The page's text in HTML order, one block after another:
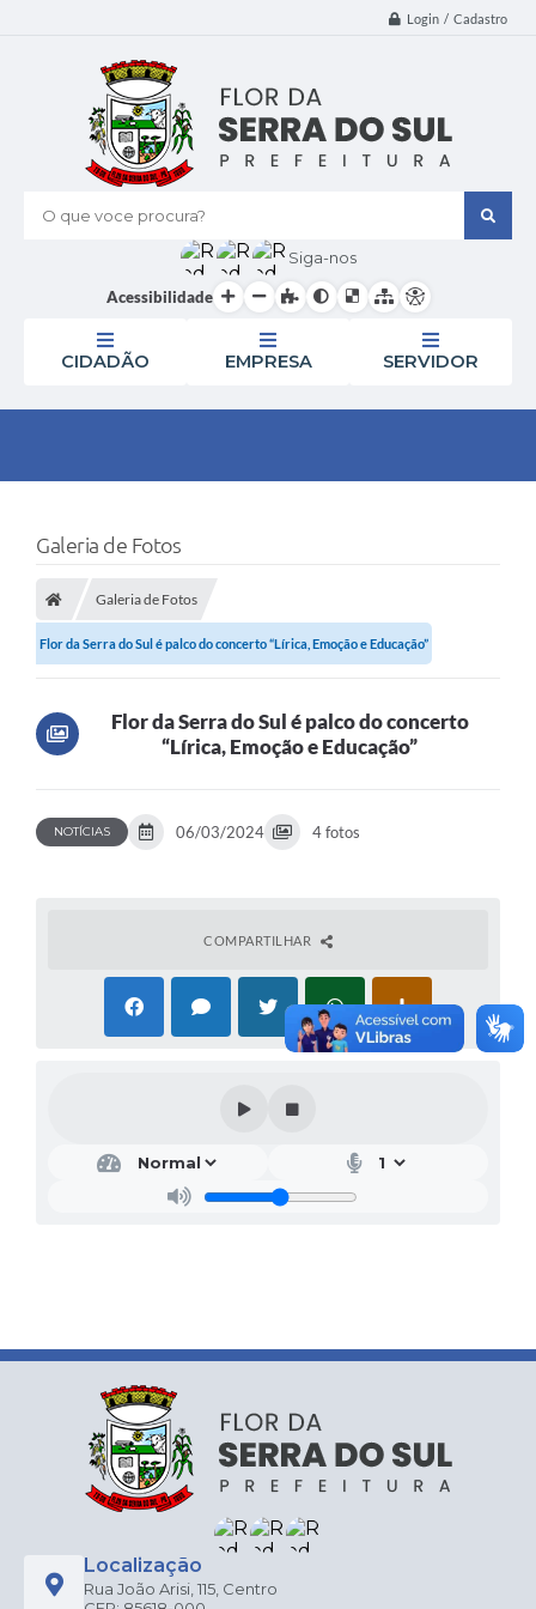
Login / Cadastro
O que voce procura?
Siga-nos
Acessibilidade
CIDADÃO EMPRESA SERVIDOR
Galeria de Fotos
Galeria de Fotos
Flor da Serra do Sul é palco do concerto “Lírica, Emoção e Educação”
Flor da Serra do Sul é palco do concerto
“Lírica, Emoção e Educação”
NOTÍCIAS 06/03/2024 4 fotos
COMPARTILHAR
Localização
Rua João Arisi, 115, Centro